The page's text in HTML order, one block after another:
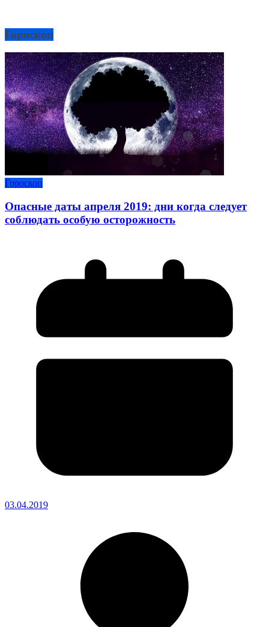
Гороскоп
Гороскоп
Опасные даты апреля 2019: дни когда следует
соблюдать особую осторожность
03.04.2019